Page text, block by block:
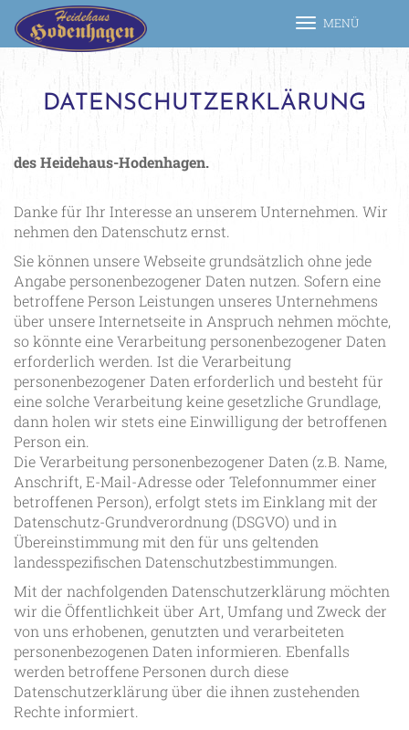
Toggle
MENÜ
DATENSCHUTZERKLÄRUNG
des Heidehaus-Hodenhagen.
Danke für Ihr Interesse an unserem Unternehmen. Wir
nehmen den Datenschutz ernst.
Sie können unsere Webseite grundsätzlich ohne jede
Angabe personenbezogener Daten nutzen. Sofern eine
betroffene Person Leistungen unseres Unternehmens
über unsere Internetseite in Anspruch nehmen möchte,
so könnte eine Verarbeitung personenbezogener Daten
erforderlich werden. Ist die Verarbeitung
personenbezogener Daten erforderlich und besteht für
eine solche Verarbeitung keine gesetzliche Grundlage,
dann holen wir stets eine Einwilligung der betroffenen
Person ein.
Die Verarbeitung personenbezogener Daten (z.B. Name,
Anschrift, E-Mail-Adresse oder Telefonnummer einer
betroffenen Person), erfolgt stets im Einklang mit der
Datenschutz-Grundverordnung (DSGVO) und in
Übereinstimmung mit den für uns geltenden
landesspezifischen Datenschutzbestimmungen.
Mit der nachfolgenden Datenschutzerklärung möchten
wir die Öffentlichkeit über Art, Umfang und Zweck der
von uns erhobenen, genutzten und verarbeiteten
personenbezogenen Daten informieren. Ebenfalls
werden betroffene Personen durch diese
Datenschutzerklärung über die ihnen zustehenden
Rechte informiert.